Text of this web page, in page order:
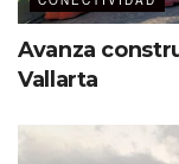
Etiquetas:
Avanza
Vallarta